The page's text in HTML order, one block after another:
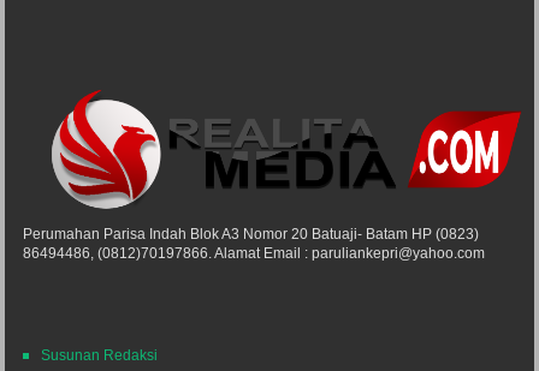
Perumahan Parisa Indah Blok A3 Nomor 20 Batuaji- Batam HP (0823)
86494486, (0812)70197866. Alamat Email : paruliankepri@yahoo.com
Susunan Redaksi